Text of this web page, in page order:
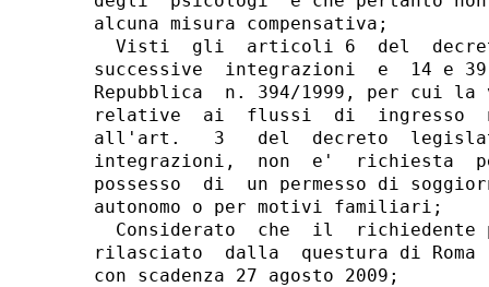
alcuna misura compensativa;
Visti  gli  articoli 6  del
successive  integrazioni  e  14 e
Repubblica  n. 394/1999, per cui
relative  ai  flussi  di  ingresso
all'art.   3   del  decreto
integrazioni,  non  e'  richiesta
possesso  di  un permesso di
autonomo o per motivi familiari;
Considerato  che  il  richiedente
rilasciato  dalla  questura di Roma
con scadenza 27 agosto 2009;